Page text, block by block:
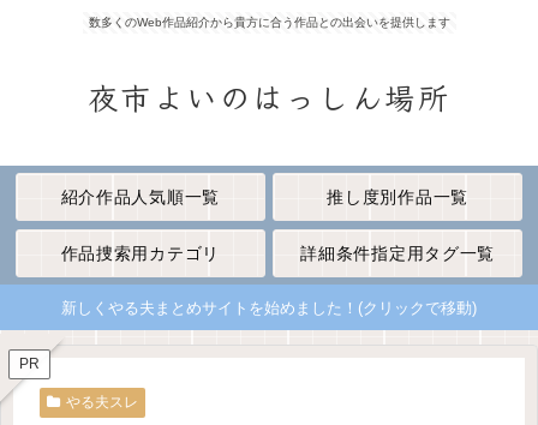
数多くのWeb作品紹介から貴方に合う作品との出会いを提供します
夜市よいのはっしん場所
紹介作品人気順一覧 推し度別作品一覧
作品捜索用カテゴリ 詳細条件指定用タグ一覧
新しくやる夫まとめサイトを始めました！(クリックで移動)
PR
やる夫スレ